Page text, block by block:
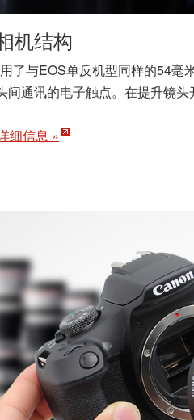
机结构
了与EOS单反机型同样的54
间通讯的电子触点。在提升镜
细信息 »